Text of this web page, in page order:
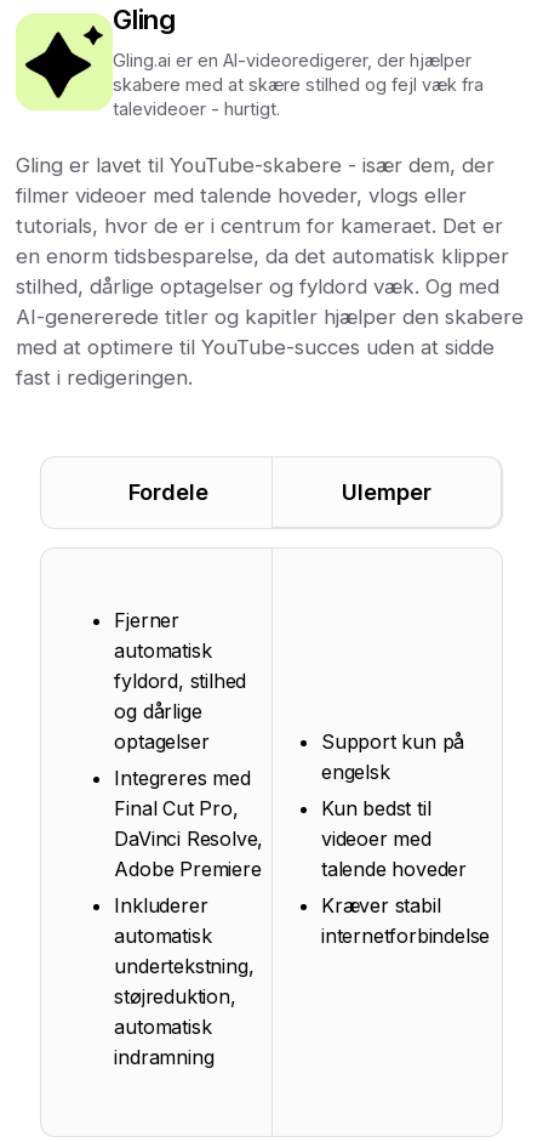
Gling
Gling.ai er en AI-videoredigerer, der hjælper
skabere med at skære stilhed og fejl væk fra
talevideoer - hurtigt.
Gling er lavet til YouTube-skabere - især dem, der
filmer videoer med talende hoveder, vlogs eller
tutorials, hvor de er i centrum for kameraet. Det er
en enorm tidsbesparelse, da det automatisk klipper
stilhed, dårlige optagelser og fyldord væk. Og med
AI-genererede titler og kapitler hjælper den skabere
med at optimere til YouTube-succes uden at sidde
fast i redigeringen.
Fordele Ulemper
Fjerner
automatisk
fyldord, stilhed
og dårlige
optagelser
Integreres med
Final Cut Pro,
DaVinci Resolve,
Adobe Premiere
Inkluderer
automatisk
undertekstning,
støjreduktion,
automatisk
indramning
Support kun på
engelsk
Kun bedst til
videoer med
talende hoveder
Kræver stabil
internetforbindelse